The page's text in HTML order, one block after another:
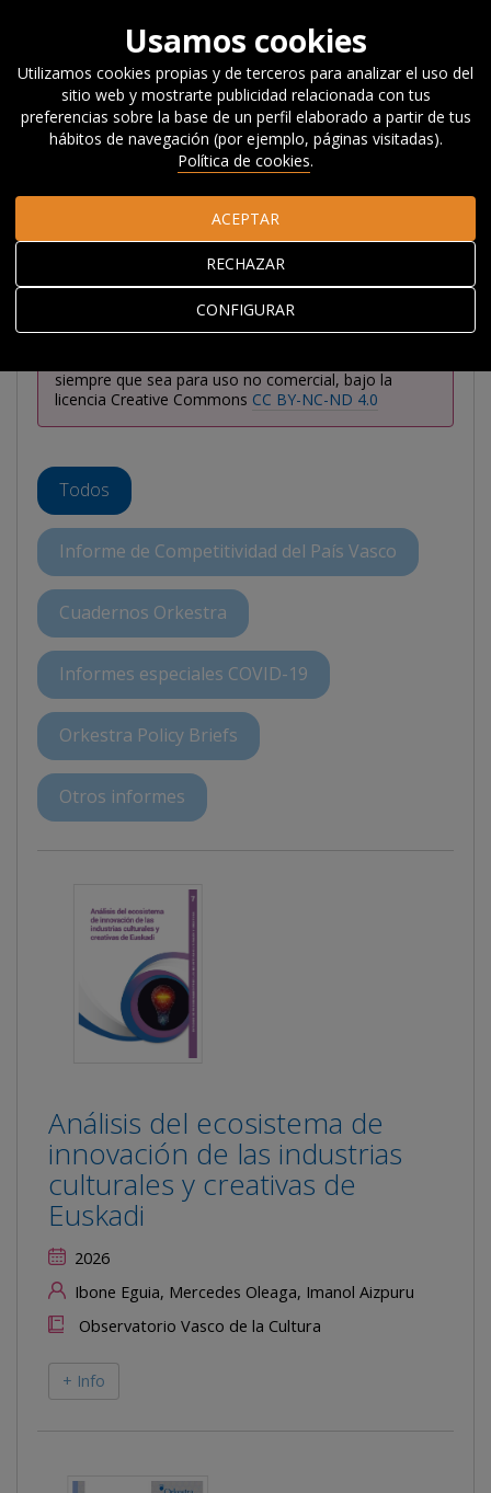
Investigación Publicaciones Informes
Informes
Excepto si se señala lo contrario, el contenido de
esta página puede ser consultado, descargado,
siempre que sea para uso no comercial, bajo la
licencia Creative Commons CC BY-NC-ND 4.0
Todos
Informe de Competitividad del País Vasco
Cuadernos Orkestra
Informes especiales COVID-19
Orkestra Policy Briefs
Otros informes
Análisis del ecosistema de
innovación de las industrias
culturales y creativas de
Euskadi
2026
Ibone Eguia, Mercedes Oleaga, Imanol Aizpuru
Observatorio Vasco de la Cultura
+ Info
Usamos cookies
Utilizamos cookies propias y de terceros para analizar el uso del
sitio web y mostrarte publicidad relacionada con tus
preferencias sobre la base de un perfil elaborado a partir de tus
hábitos de navegación (por ejemplo, páginas visitadas).
Política de cookies.
CONFIGURAR
RECHAZAR
ACEPTAR